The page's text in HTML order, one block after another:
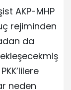
AKP-MHP
rejiminden
da
neden